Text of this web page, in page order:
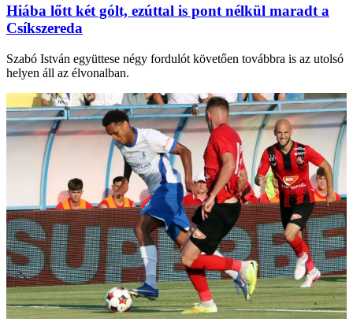
Hiába lőtt két gólt, ezúttal is pont nélkül maradt a
Csíkszereda
Szabó István együttese négy fordulót követően továbbra is az utolsó
helyen áll az élvonalban.